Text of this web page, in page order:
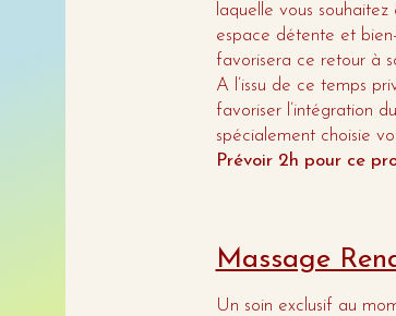
laquelle vous
espace détente et
favorisera ce retour à
A l’issu de ce temps
favoriser l’intégration
spécialement choisie
Prévoir 2h pour ce
Massage
Un soin exclusif au